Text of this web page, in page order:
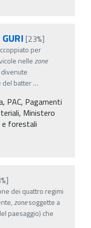
[23%]
per
nellezone
del batter…
PAC, Pagamenti
Ministero
e forestali
dei quattro regimi
zonesoggette a
paesaggio) che